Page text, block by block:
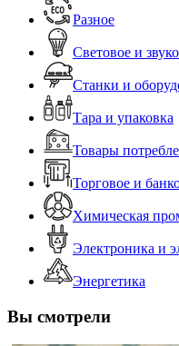
Разное
Световое и
Станки и
Тара и упаковка
Товары
Торговое и
Химическая
Электроника и
Энергетика
Вы смотрели